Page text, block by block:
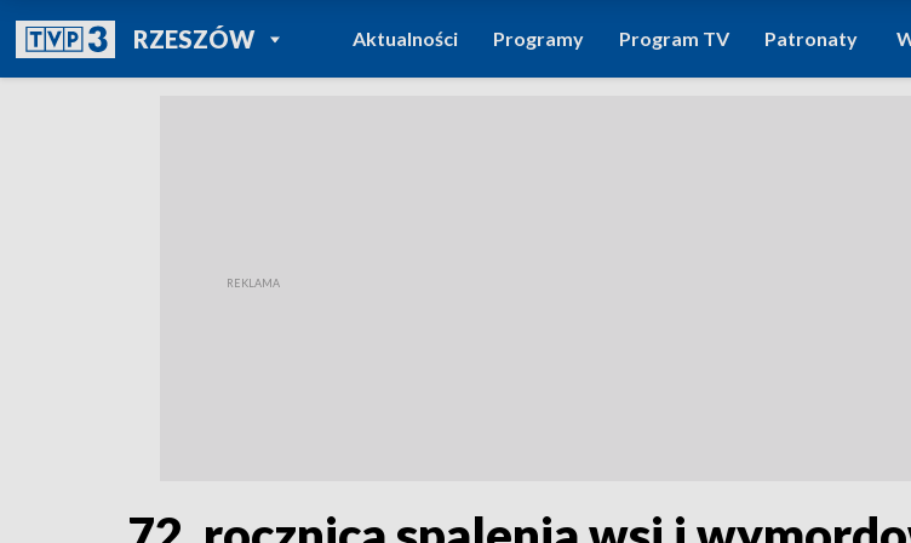
RZESZÓWPOWRÓT DO
TVP REGIONY
Aktualności Programy Program TV Patronaty